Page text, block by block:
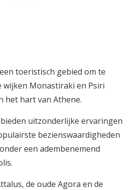
toeristisch gebied om te
wijken Monastiraki en Psiri
het hart van Athene.
uitzonderlijke ervaringen
bezienswaardigheden
een adembenemend
de oude Agora en de